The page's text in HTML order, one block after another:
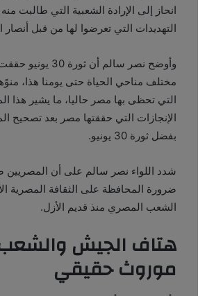
انحاز إلى الإرادة الشعبية التي طالبت
التهديدات التي تعرضوا لها من قبل أنصار
وأوضح نصر سالم أن
مختلف مناحي الحياة حتى يومنا هذا،
التي تحظى بها مصر حاليا، ما يشير هذا
الإنجازات التي حققتها مصر بعد تصحيح
بفضل ثورة 30 يونيو.
شدد اللواء نصر سالم على أن المصريين
ضرورة المحافظة على الثقافة المصرية
الشعب المصري منذ قديم الأزل.
هتاف الجيش والشعب
موروث حقيقي